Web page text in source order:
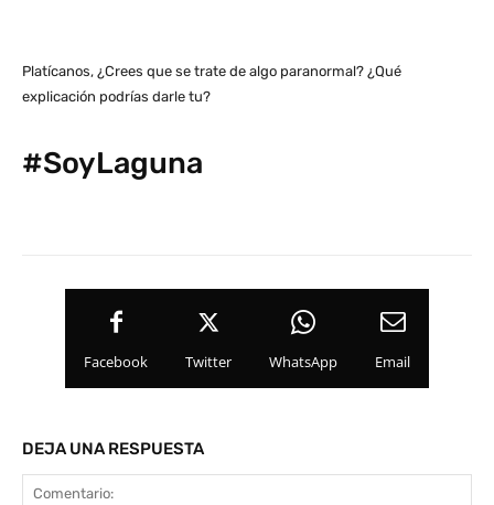
Platícanos, ¿Crees que se trate de algo paranormal? ¿Qué
explicación podrías darle tu?
#SoyLaguna
Facebook Twitter WhatsApp Email
DEJA UNA RESPUESTA